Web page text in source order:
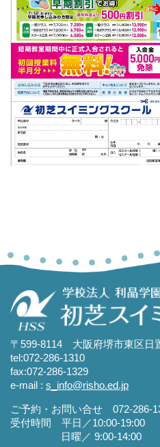
〒599-8114 大阪府堺市東区日
tel:072-286-1310
fax:072-286-1329
e-mail : s_info@risho.ed.jp
ご予約・お問い合せ 072-286-
受付時間 平日／10:00-19:00
日曜／ 9:00-14:00